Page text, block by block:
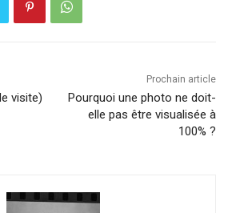
visite)
Prochain article
Pourquoi une photo ne doit-
elle pas être visualisée à
100% ?